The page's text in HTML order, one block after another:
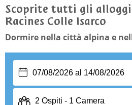
Scoprite tutti gli
Racines Colle Isarco
Dormire nella città alpina e